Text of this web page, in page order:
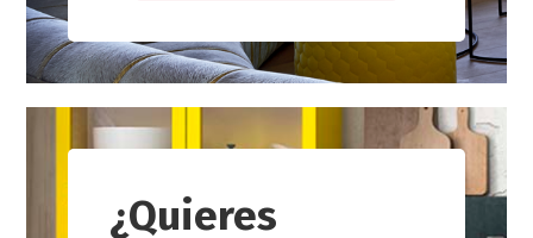
¿Quieres